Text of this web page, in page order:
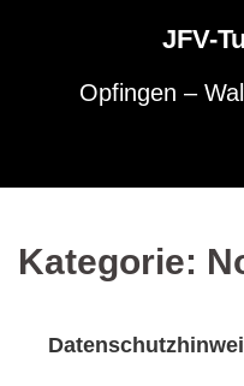
JFV-
Opfingen –
Kategorie: